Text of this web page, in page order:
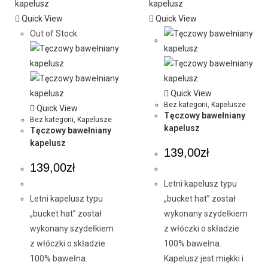
Quick View
Out of Stock
Quick View
Bez kategorii Kapelusze
Tęczowy bawełniany
kapelusz
139,00zł
Letni kapelusz typu
„bucket hat” został
wykonany szydełkiem
z włóczki o składzie
100% bawełna.
Quick View
Quick View
Bez kategorii Kapelusze
Tęczowy bawełniany
kapelusz
139,00zł
Letni kapelusz typu
„bucket hat” został
wykonany szydełkiem
z włóczki o składzie
100% bawełna.
Kapelusz jest miękki i